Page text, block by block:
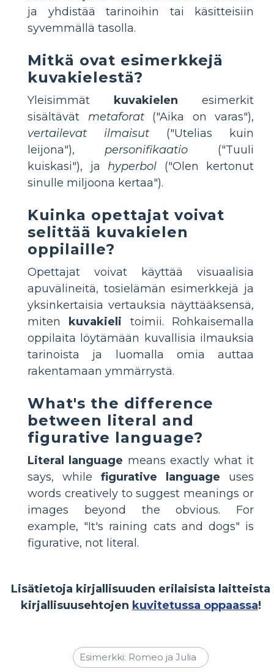
ja yhdistää tarinoihin tai käsitteisiin
syvemmällä tasolla.
Mitkä ovat esimerkkejä
kuvakielestä?
Yleisimmät kuvakielen esimerkit
sisältävät metaforat("Aika on varas"),
vertailevat ilmaisut ("Utelias kuin
leijona"), personifikaatio ("Tuuli
kuiskasi"), ja hyperbol ("Olen kertonut
sinulle miljoona kertaa").
Kuinka opettajat voivat
selittää kuvakielen
oppilaille?
Opettajat voivat käyttää visuaalisia
apuvälineitä, tosielämän esimerkkejä ja
yksinkertaisia vertauksia näyttääksensä,
miten
kuvakieli toimii. Rohkaisemalla
oppilaita löytämään kuvallisia ilmauksia
tarinoista ja luomalla omia auttaa
rakentamaan ymmärrystä.
What's the difference
between literal and
figurative language?
Literal language means exactly what it
says, while figurative language uses
words creatively to suggest meanings or
images beyond the obvious. For
example, "It's raining cats and dogs" is
figurative, not literal.
Lisätietoja kirjallisuuden erilaisista laitteista
kirjallisuusehtojen kuvitetussa oppaassa!